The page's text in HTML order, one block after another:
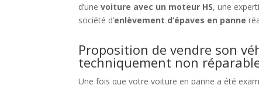
d’unevoiture avec un moteur HS, une
société d’enlèvement d’épaves en panne
Proposition de vendre son
techniquement non
Une fois que votre voiture en panne a été